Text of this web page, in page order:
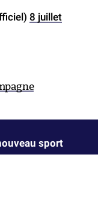
8 juillet
sport